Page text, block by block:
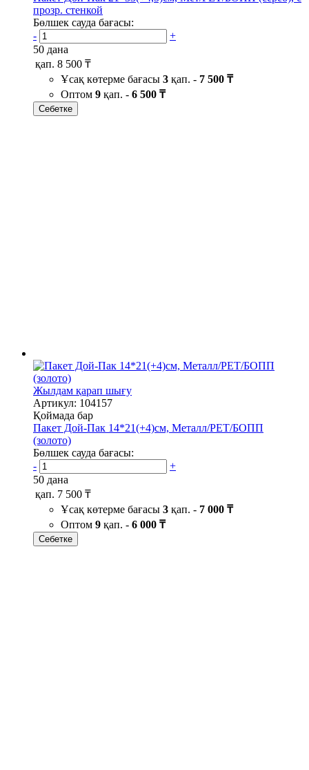
прозр. стенкой
Бөлшек сауда бағасы:
-
+
50 дана
қап. 8 500 ₸
Ұсақ көтерме бағасы 3 қап. - 7 500 ₸
Оптом 9 қап. - 6 500 ₸
Себетке
Жылдам қарап шығу
Артикул: 104157
Қоймада бар
Пакет Дой-Пак 14*21(+4)см, Металл/PET/БОПП
(золото)
Бөлшек сауда бағасы:
-
+
50 дана
қап. 7 500 ₸
Ұсақ көтерме бағасы 3 қап. - 7 000 ₸
Оптом 9 қап. - 6 000 ₸
Себетке